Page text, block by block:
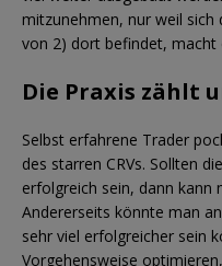
mitzunehmen, nur weil sich
von 2) dort befindet, macht
Die Praxis zählt
Selbst erfahrene Trader
des starren CRVs. Sollten
erfolgreich sein, dann kann
Andererseits könnte man
sehr viel erfolgreicher sein
Vorgehensweise